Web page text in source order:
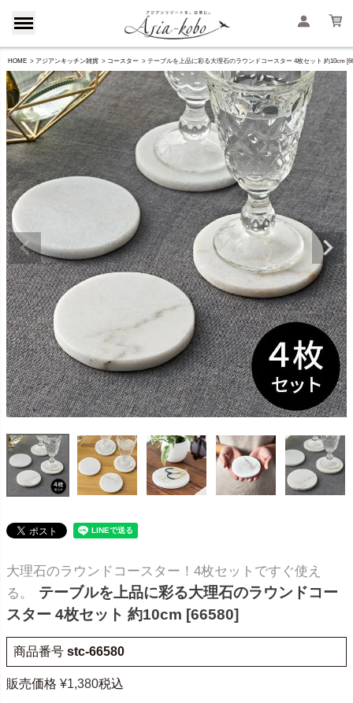
HOME アジアンキッチン雑貨 コースター テーブルを上品に彩る大理石のラウンドコースター 4枚セット 約10cm
大理石のラウンドコースター！4枚セットですぐ使え
る。
テーブルを上品に彩る大理石のラウンドコー
スター 4枚セット 約10cm [66580]
商品番号 stc-66580
販売価格 ¥1,380税込